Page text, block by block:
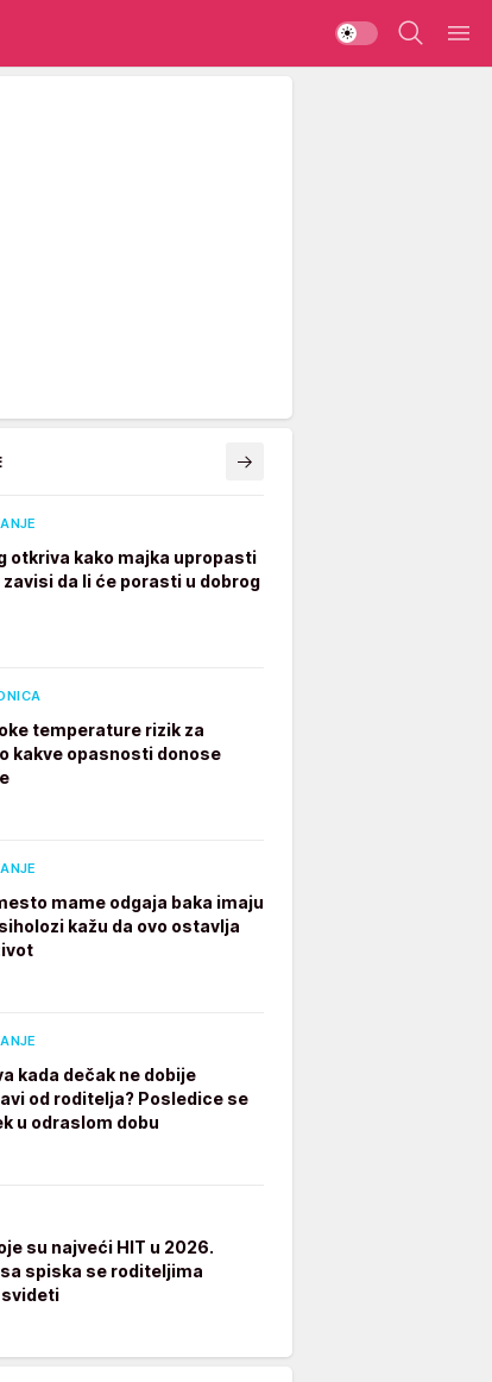
otkriva kako majka upropasti
zavisi da li će porasti u dobrog
temperature rizik za
kakve opasnosti donose
mame odgaja baka imaju
kažu da ovo ostavlja
kada dečak ne dobije
od roditelja? Posledice se
u odraslom dobu
su najveći HIT u 2026.
spiska se roditeljima
svideti